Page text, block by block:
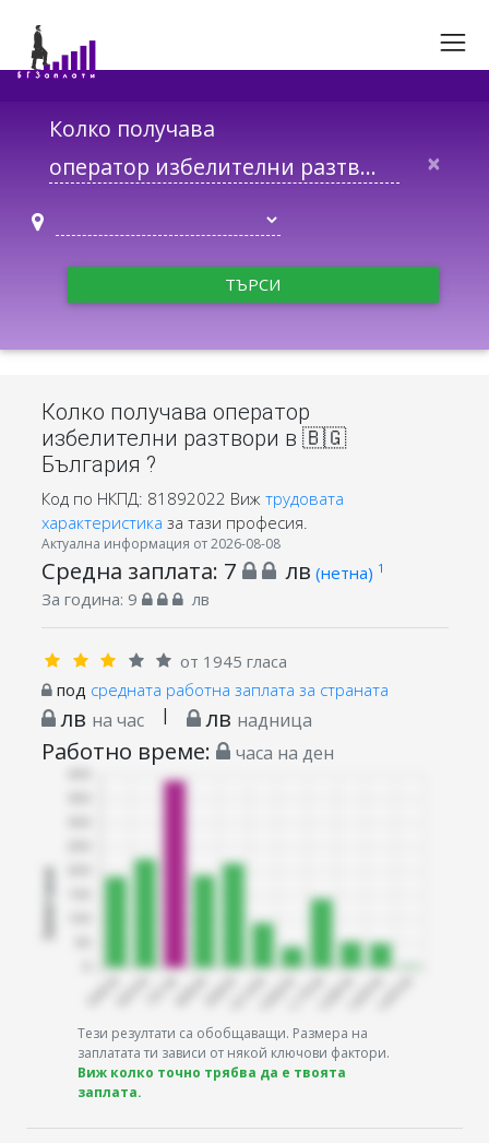
Колко получава
×
ТЪРСИ
Колко получава оператор
избелителни разтвори в 🇧🇬
България ?
Код по НКПД: 81892022 Виж трудовата
характеристика за тази професия.
Актуална информация от 2026-08-08
Средна заплата: 7 лв (нетна) 1
За година: 9 лв
от 1945 гласа
под средната работна заплата за страната
лв на час | лв надница
Работно време: часа на ден
Тези резултати са обобщаващи. Размера на
заплатата ти зависи от някой ключови фактори.
Виж колко точно трябва да е твоята
заплата.